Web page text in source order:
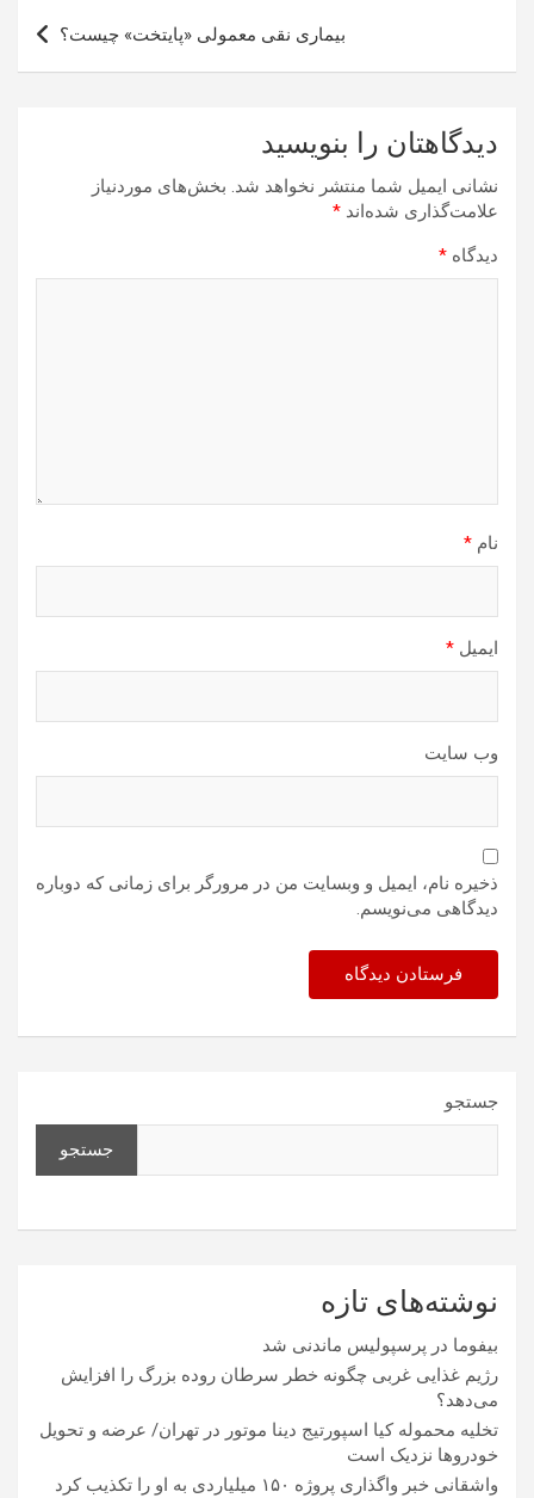
بیماری نقی معمولی «پایتخت» چیست؟
دیدگاهتان را بنویسید
نشانی ایمیل شما منتشر نخواهد شد. بخش‌های موردنیاز
علامت‌گذاری شده‌اند *
دیدگاه *
نام *
ایمیل *
وب‌ سایت
ذخیره نام، ایمیل و وبسایت من در مرورگر برای زمانی که دوباره
دیدگاهی می‌نویسم.
جستجو
جستجو
نوشته‌های تازه
بیفوما در پرسپولیس ماندنی شد
رژیم غذایی غربی چگونه خطر سرطان روده بزرگ را افزایش
می‌دهد؟
تخلیه محموله کیا اسپورتیج دینا موتور در تهران/ عرضه و تحویل
خودروها نزدیک است
واشقانی خبر واگذاری پروژه ۱۵۰ میلیاردی به او را تکذیب کرد